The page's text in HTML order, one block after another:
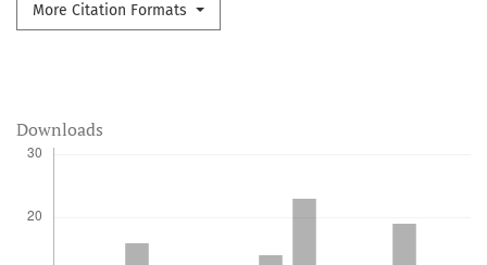
More Citation Formats
Downloads